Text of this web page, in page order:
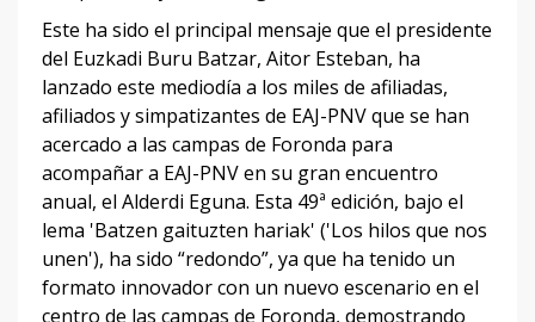
Este ha sido el principal mensaje que el presidente
del Euzkadi Buru Batzar, Aitor Esteban, ha
lanzado este mediodía a los miles de afiliadas,
afiliados y simpatizantes de EAJ-PNV que se han
acercado a las campas de Foronda para
acompañar a EAJ-PNV en su gran encuentro
anual, el Alderdi Eguna. Esta 49ª edición, bajo el
lema 'Batzen gaituzten hariak' ('Los hilos que nos
unen'), ha sido “redondo”, ya que ha tenido un
formato innovador con un nuevo escenario en el
centro de las campas de Foronda, demostrando